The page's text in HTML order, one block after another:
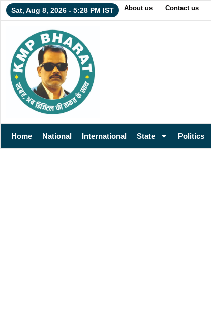
Sat, Aug 8, 2026 - 5:28 PM IST About us Contact us
Home National International State Politics